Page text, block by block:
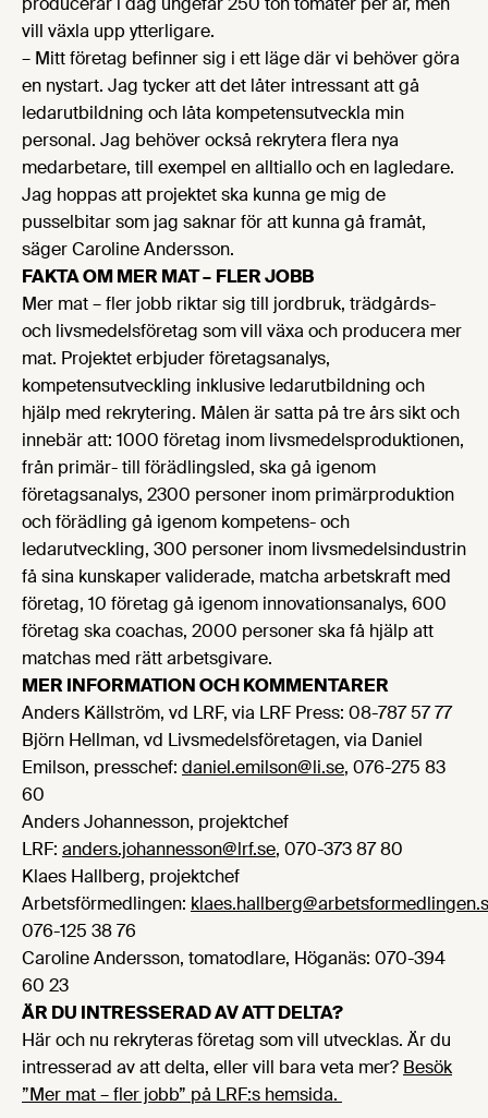
vill växla upp ytterligare.
– Mitt företag befinner sig i ett läge där vi behöver göra
en nystart. Jag tycker att det låter intressant att gå
ledarutbildning och låta kompetensutveckla min
personal. Jag behöver också rekrytera flera nya
medarbetare, till exempel en alltiallo och en lagledare.
Jag hoppas att projektet ska kunna ge mig de
pusselbitar som jag saknar för att kunna gå framåt,
säger Caroline Andersson.
FAKTA OM MER MAT– FLER JOBB
Mer mat – fler jobb riktar sig till jordbruk, trädgårds-
och livsmedelsföretag som vill växa och producera mer
mat. Projektet erbjuder företagsanalys,
kompetensutveckling inklusive ledarutbildning och
hjälp med rekrytering. Målen är satta på tre års sikt och
innebär att: 1000 företag inom livsmedelsproduktionen,
från primär- till förädlingsled, ska gå igenom
företagsanalys, 2300 personer inom primärproduktion
och förädling gå igenom kompetens- och
ledarutveckling, 300 personer inom livsmedelsindustrin
få sina kunskaper validerade, matcha arbetskraft med
företag, 10 företag gå igenom innovationsanalys, 600
företag ska coachas, 2000 personer ska få hjälp att
matchas med rätt arbetsgivare.
MER INFORMATION OCH KOMMENTARER
Anders Källström, vd LRF, via LRF Press: 08-787 57 77
Björn Hellman, vd Livsmedelsföretagen, via Daniel
Emilson, presschef: daniel.emilson@li.se, 076-275 83
60
Anders Johannesson, projektchef
LRF: anders.johannesson@lrf.se, 070-373 87 80
Klaes Hallberg, projektchef
Arbetsförmedlingen:
076-125 38 76
Caroline Andersson, tomatodlare, Höganäs: 070-394
60 23
ÄR DU INTRESSERAD AV ATT DELTA?
Här och nu rekryteras företag som vill utvecklas. Är du
intresserad av att delta, eller vill bara veta mer? Besök
”Mer mat – fler jobb” på LRF:s hemsida.